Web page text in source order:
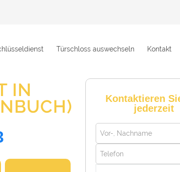
Türschloss auswechseln Kontakt
IN
Kontaktieren
jederzeit